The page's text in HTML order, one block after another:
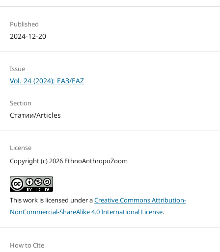
Published
2024-12-20
Issue
Vol. 24 (2024): ЕАЗ/EAZ
Section
Статии/Articles
License
Copyright (c) 2026 EthnoAnthropoZoom
This work is licensed under aCreative Commons Attribution-
NonCommercial-ShareAlike 4.0 International License.
How to Cite